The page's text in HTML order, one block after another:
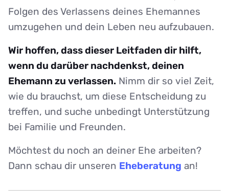
Folgen des Verlassens deines Ehemannes
umzugehen und dein Leben neu aufzubauen.
Wir hoffen, dass dieser Leitfaden dir hilft,
wenn du darüber nachdenkst, deinen
Ehemann zu verlassen. Nimm dir so viel Zeit,
wie du brauchst, um diese Entscheidung zu
treffen, und suche unbedingt Unterstützung
bei Familie und Freunden.
Möchtest du noch an deiner Ehe arbeiten?
Dann schau dir unseren Eheberatung an!